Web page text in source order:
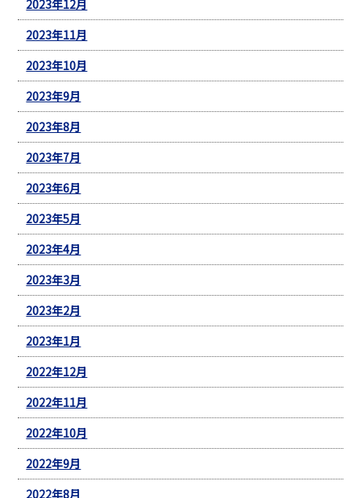
2023年12月
2023年11月
2023年10月
2023年9月
2023年8月
2023年7月
2023年6月
2023年5月
2023年4月
2023年3月
2023年2月
2023年1月
2022年12月
2022年11月
2022年10月
2022年9月
2022年8月